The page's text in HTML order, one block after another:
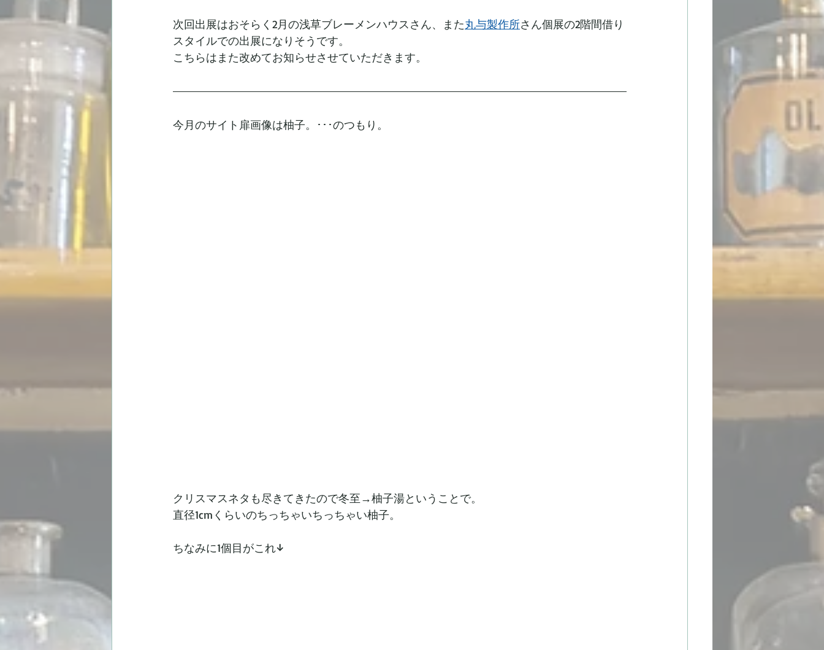
次回出展はおそらく2月の浅草ブレーメンハウスさん、また丸与製作所さん個展の2階間借り
スタイルでの出展になりそうです。
こちらはまた改めてお知らせさせていただきます。
今月のサイト扉画像は柚子。･･･のつもり。
クリスマスネタも尽きてきたので冬至→柚子湯ということで。
直径1cmくらいのちっちゃいちっちゃい柚子。
ちなみに1個目がこれ↓